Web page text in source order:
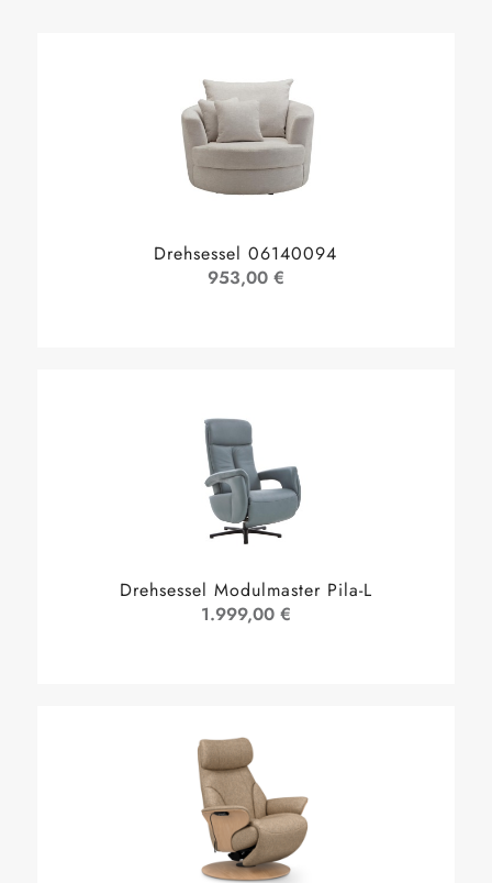
Drehsessel 06140094
953,00 €
Drehsessel Modulmaster Pila-L
1.999,00 €